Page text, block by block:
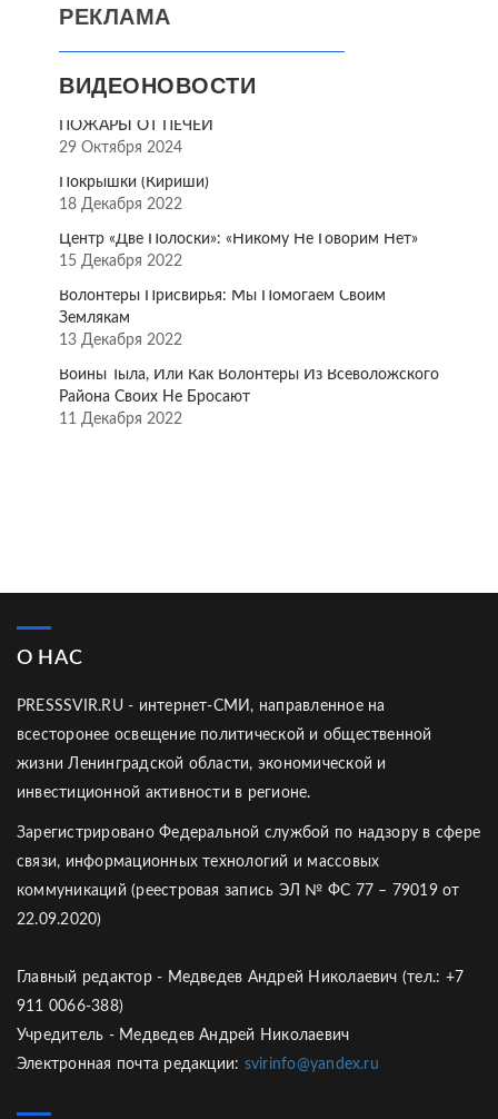
РЕКЛАМА
ВИДЕОНОВОСТИ
ПОЖАРЫ ОТ ПЕЧЕЙ
29 Октября 2024
Покрышки (Кириши)
18 Декабря 2022
Центр «Две Полоски»: «Никому Не Говорим Нет»
15 Декабря 2022
Волонтёры Присвирья: Мы Помогаем Своим
Землякам
13 Декабря 2022
Воины Тыла, Или Как Волонтёры Из Всеволожского
Района Своих Не Бросают
11 Декабря 2022
О НАС
PRESSSVIR.RU - интернет-СМИ, направленное на
всесторонее освещение политической и общественной
жизни Ленинградской области, экономической и
инвестиционной активности в регионе.
Зарегистрировано Федеральной службой по надзору в сфере
связи, информационных технологий и массовых
коммуникаций (реестровая запись ЭЛ № ФС 77 – 79019 от
22.09.2020)
Главный редактор - Медведев Андрей Николаевич (тел.: +7
911 0066-388)
Учредитель - Медведев Андрей Николаевич
Электронная почта редакции: svirinfo@yandex.ru